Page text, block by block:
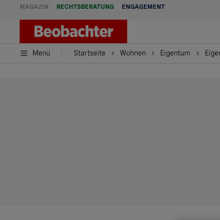
MAGAZIN RECHTSBERATUNG ENGAGEMENT
Menü Startseite Wohnen Eigentum